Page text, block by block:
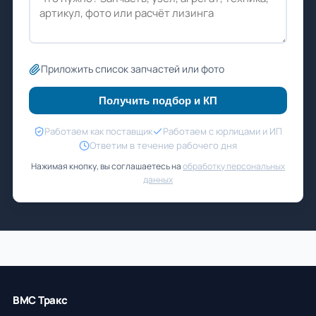
Приложить список запчастей или фото
Получить подбор и КП
Работаем как поставщик
Работаем с юрлицами и ИП
Ответим в течение рабочего дня
Нажимая кнопку, вы соглашаетесь наобработку персональных
данных
ВМС Тракс